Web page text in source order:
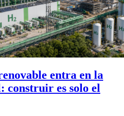
entra en la
construir es solo el